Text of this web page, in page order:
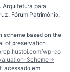
Arquitetura para
Fórum Patrimônio,
scheme based on the
of preservation
wp-co
Scheme-
acessado em